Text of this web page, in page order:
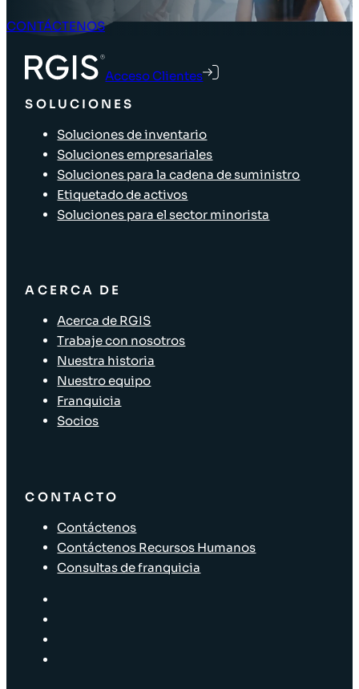
CONTÁCTENOS
Acceso Clientes
SOLUCIONES
Soluciones de inventario
Soluciones empresariales
Soluciones para la cadena de suministro
Etiquetado de activos
Soluciones para el sector minorista
ACERCA DE
Acerca de RGIS
Trabaje con nosotros
Nuestra historia
Nuestro equipo
Franquicia
Socios
CONTACTO
Contáctenos
Contáctenos Recursos Humanos
Consultas de franquicia